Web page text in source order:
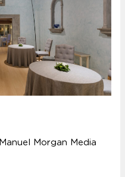
Manuel Morgan Media